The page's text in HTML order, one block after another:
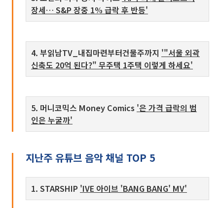
장세… S&P 장중 1% 급락 후 반등'
4. 부읽남TV_내집마련부터건물주까지 '"서울 외곽
신축도 20억 된다?" 무주택 1주택 이렇게 하세요'
5. 머니코믹스 Money Comics '은 가격 급락의 범
인은 누굴까'
지난주 유튜브 음악 채널 TOP 5
1. STARSHIP 'IVE 아이브 'BANG BANG' MV'